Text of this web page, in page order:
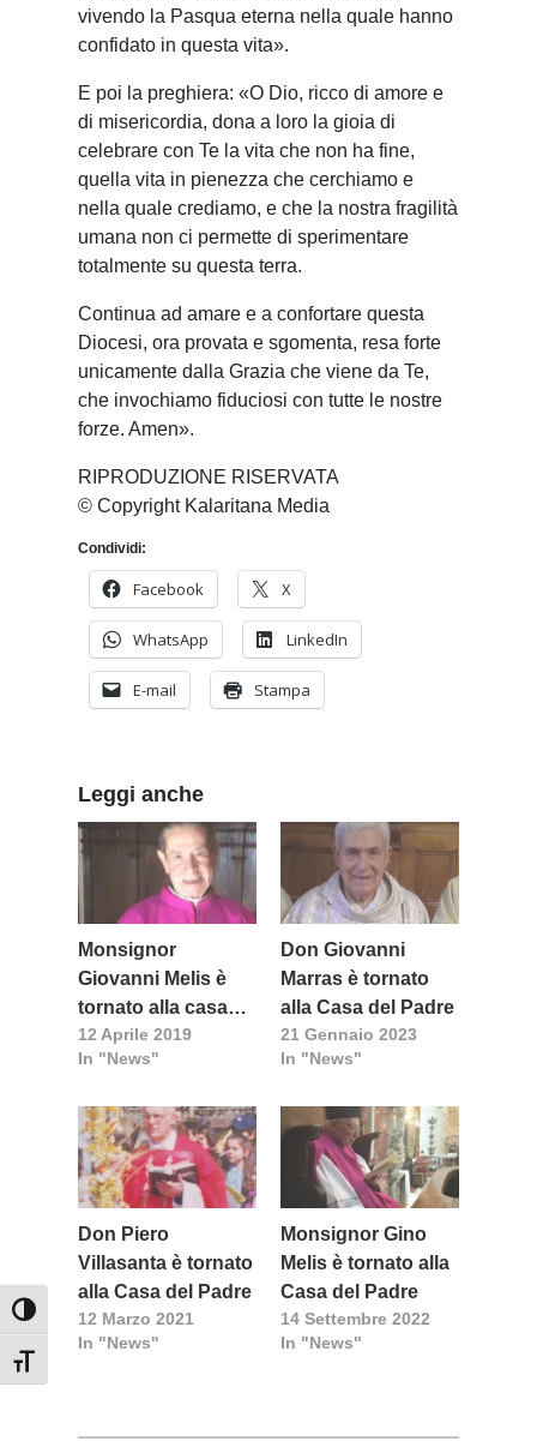
Attiva/disattiva alto contrasto
Attiva/disattiva dimensione testo
vivendo la Pasqua eterna nella quale hanno
confidato in questa vita».
E poi la preghiera: «O Dio, ricco di amore e
di misericordia, dona a loro la gioia di
celebrare con Te la vita che non ha fine,
quella vita in pienezza che cerchiamo e
nella quale crediamo, e che la nostra fragilità
umana non ci permette di sperimentare
totalmente su questa terra.
Continua ad amare e a confortare questa
Diocesi, ora provata e sgomenta, resa forte
unicamente dalla Grazia che viene da Te,
che invochiamo fiduciosi con tutte le nostre
forze. Amen».
RIPRODUZIONE RISERVATA
© Copyright Kalaritana Media
Condividi:
Facebook X
WhatsApp LinkedIn
E-mail Stampa
Leggi anche
Monsignor
Giovanni Melis è
tornato alla casa
del Padre
12 Aprile 2019
In "News"
Don Giovanni
Marras è tornato
alla Casa del Padre
21 Gennaio 2023
In "News"
Don Piero
Villasanta è tornato
alla Casa del Padre
12 Marzo 2021
In "News"
Monsignor Gino
Melis è tornato alla
Casa del Padre
14 Settembre 2022
In "News"